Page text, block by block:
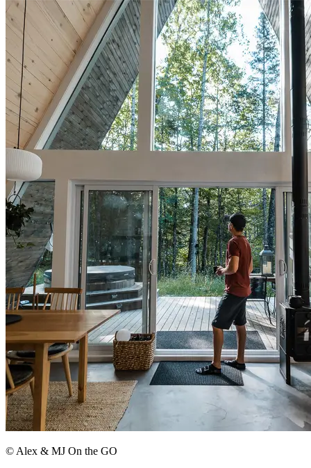
© Alex & MJ On the GO